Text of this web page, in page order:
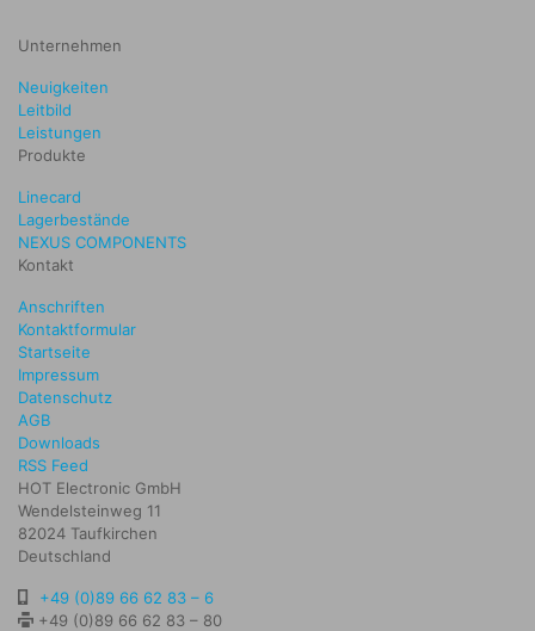
Unternehmen
Neuigkeiten
Leitbild
Leistungen
Produkte
Linecard
Lagerbestände
NEXUS COMPONENTS
Kontakt
Anschriften
Kontaktformular
Startseite
Impressum
Datenschutz
AGB
Downloads
RSS Feed
HOT Electronic GmbH
Wendelsteinweg 11
82024 Taufkirchen
Deutschland
+49 (0)89 66 62 83 – 6
+49 (0)89 66 62 83 – 80